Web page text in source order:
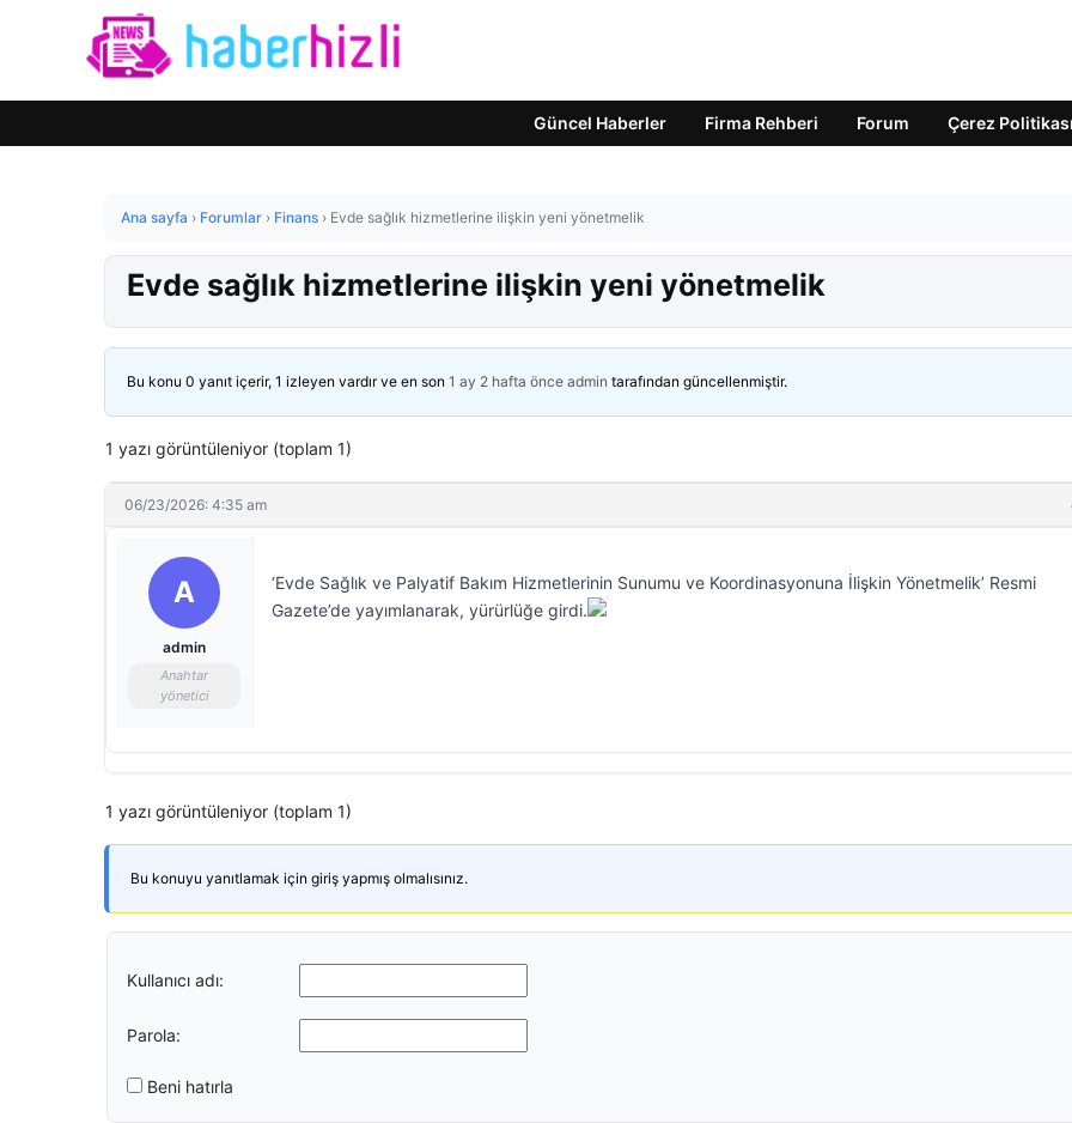
Güncel Haberler Firma Rehberi Forum Çerez Politikası
Ana sayfa › Forumlar › Finans › Evde sağlık hizmetlerine ilişkin yeni yönetmelik
Evde sağlık hizmetlerine ilişkin yeni yönetmelik
Bu konu 0 yanıt içerir, 1 izleyen vardır ve en son 1 ay 2 hafta önce admin tarafından güncellenmiştir.
1 yazı görüntüleniyor (toplam 1)
06/23/2026: 4:35 am
A
admin
Anahtar
yönetici
‘Evde Sağlık ve Palyatif Bakım Hizmetlerinin Sunumu ve Koordinasyonuna İlişkin Yönetmelik’ Resmi
Gazete’de yayımlanarak, yürürlüğe girdi.
1 yazı görüntüleniyor (toplam 1)
Bu konuyu yanıtlamak için giriş yapmış olmalısınız.
Kullanıcı adı:
Parola:
Beni hatırla